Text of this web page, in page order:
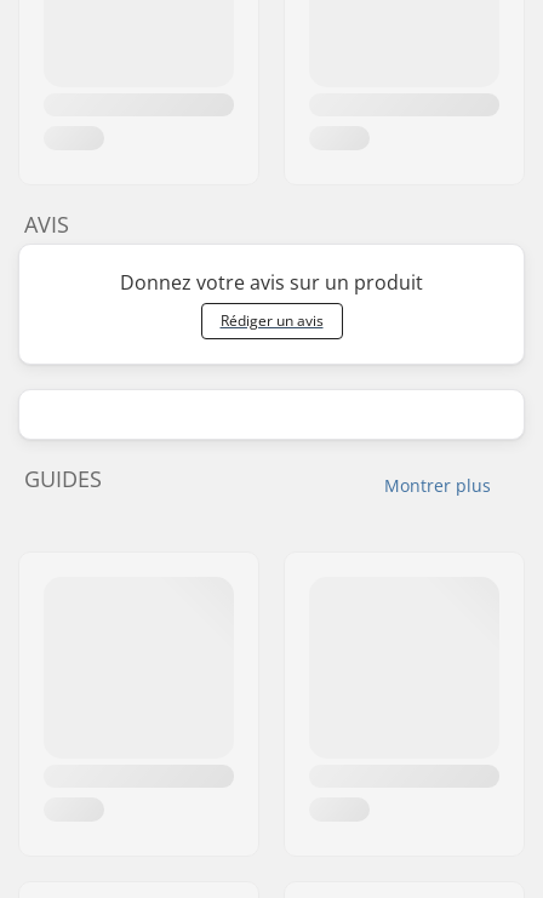
AVIS
Donnez votre avis sur un produit
Rédiger un avis
Montrer plus
GUIDES